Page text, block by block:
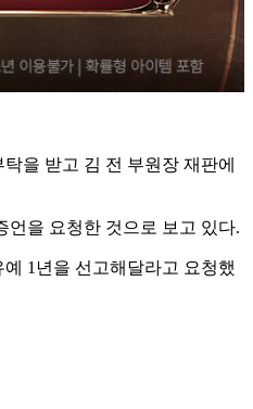
을 받고 김 전 부원장 재판에
언을 요청한 것으로 보고 있다.
1년을 선고해달라고 요청했